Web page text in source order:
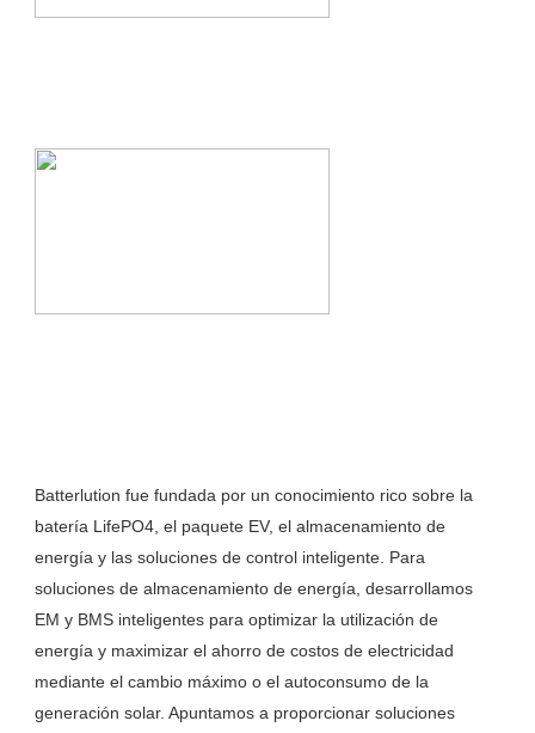
Batterlution fue fundada por un conocimiento rico sobre la
batería LifePO4, el paquete EV, el almacenamiento de
energía y las soluciones de control inteligente. Para
soluciones de almacenamiento de energía, desarrollamos
EM y BMS inteligentes para optimizar la utilización de
energía y maximizar el ahorro de costos de electricidad
mediante el cambio máximo o el autoconsumo de la
generación solar. Apuntamos a proporcionar soluciones